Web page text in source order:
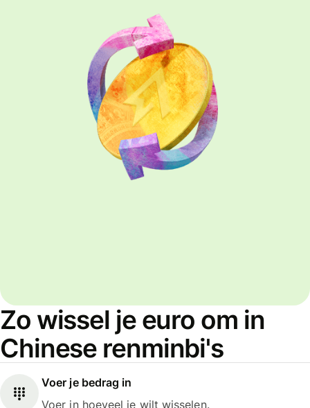
Zo wissel je euro om in
Chinese renminbi's
Voer je bedrag in
Voer in hoeveel je wilt wisselen.